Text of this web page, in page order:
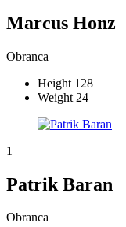
Marcus Honz
Obranca
Height 128
Weight 24
1
Patrik Baran
Obranca